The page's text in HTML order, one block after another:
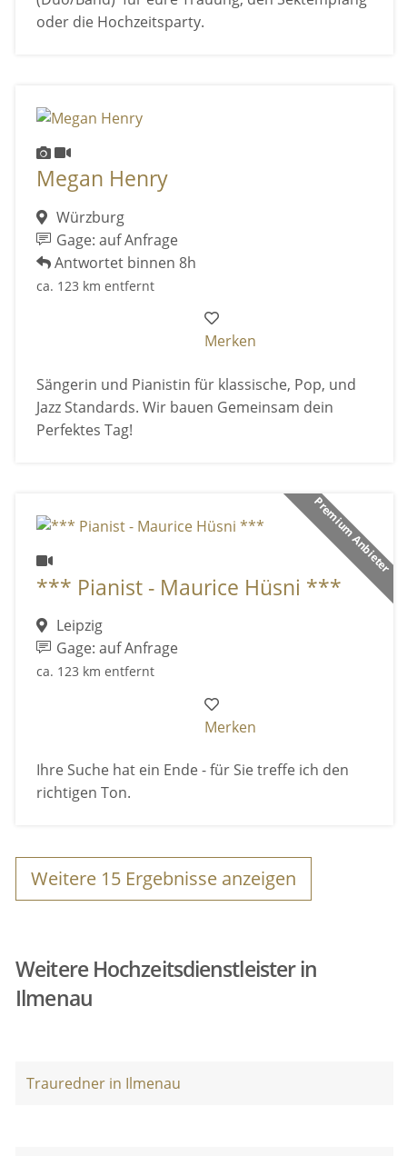
oder die Hochzeitsparty.
Megan Henry
Würzburg
Gage: auf Anfrage
Antwortet binnen 8h
ca. 123 km entfernt
Merken
Sängerin und Pianistin für klassische, Pop, und
Jazz Standards. Wir bauen Gemeinsam dein
Perfektes Tag!
Premium Anbieter
*** Pianist - Maurice Hüsni ***
Leipzig
Gage: auf Anfrage
ca. 123 km entfernt
Merken
Ihre Suche hat ein Ende - für Sie treffe ich den
richtigen Ton.
Weitere 15 Ergebnisse anzeigen
Weitere Hochzeitsdienstleister in
Ilmenau
Trauredner in Ilmenau